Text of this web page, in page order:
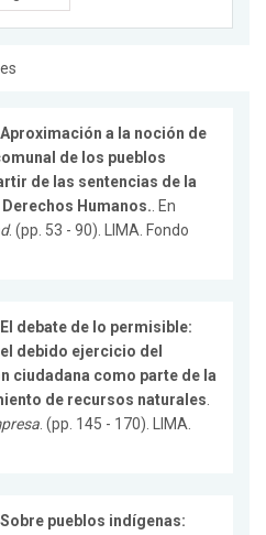
Aproximación a la noción de
de los pueblos
de las sentencias de la
Humanos.. En
. (pp. 53 - 90). LIMA. Fondo
El debate de lo permisible:
debido ejercicio del
ciudadana como parte de la
de recursos naturales.
. (pp. 145 - 170). LIMA.
Sobre pueblos indígenas: